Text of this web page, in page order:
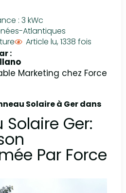
: 3 kWc
Atlantiques
Article lu, 1338 fois
:
Marketing chez Force
Solaire à Ger dans
Solaire Ger:
Par Force